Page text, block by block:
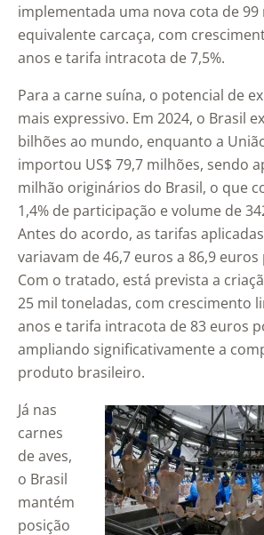
implementada uma nova cota de
equivalente carcaça, com
anos e tarifa intracota de 7,5%.
Para a carne suína, o potencial de
mais expressivo. Em 2024, o Brasil
bilhões ao mundo, enquanto a
importou US$ 79,7 milhões, sendo
milhão originários do Brasil, o que
1,4% de participação e volume de
Antes do acordo, as tarifas
variavam de 46,7 euros a 86,9
Com o tratado, está prevista a
25 mil toneladas, com crescimento
anos e tarifa intracota de 83 euros
ampliando significativamente a
produto brasileiro.
Já nas
carnes
de aves,
o Brasil
mantém
posição